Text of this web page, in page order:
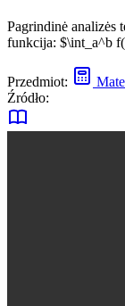
Pagrindinė analizės
funkcija: $\int_a^b
Przedmiot:
Źródło: